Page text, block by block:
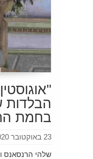
הבלדות
בחמת
23 באוקטובר 2020
שלהי הרנסאנס